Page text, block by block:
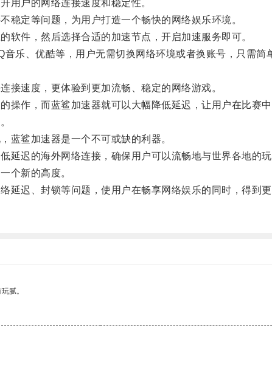
户的网络连接速度和稳定性。
定等问题，为用户打造一个畅快的网络娱乐环境。
件，然后选择合适的加速节点，开启加速服务即可。
、优酷等，用户无需切换网络环境或者换账号，只需简
速度，更体验到更加流畅、稳定的网络游戏。
作，而蓝鲨加速器就可以大幅降低延迟，让用户在比赛中
鲨加速器是一个不可或缺的利器。
迟的海外网络连接，确保用户可以流畅地与世界各地的玩
个新的高度。
迟、封锁等问题，使用户在畅享网络娱乐的同时，得到更
腻。